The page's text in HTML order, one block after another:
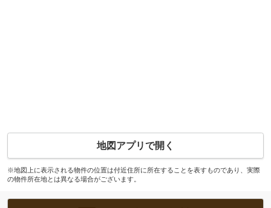
地図アプリで開く
※地図上に表示される物件の位置は付近住所に所在することを表すものであり、実際
の物件所在地とは異なる場合がございます。